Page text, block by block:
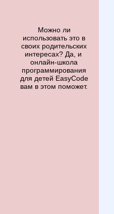
Можно ли
использовать это в
своих родительских
интересах? Да, и
онлайн-школа
программирования
для детей EasyCode
вам в этом поможет.